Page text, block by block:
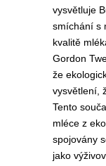
vysvětluje
smíchání s
kvalitě
Gordon
že
vysvětlení,
Tento
mléce z
spojovány
jako